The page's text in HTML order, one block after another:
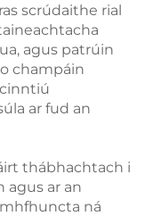
scrúdaithe rial
agus patrúin
champáin
ar fud an
thábhachtach i
agus ar an
ná